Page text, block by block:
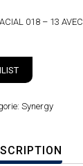
018 – 13 AVEC
Synergy